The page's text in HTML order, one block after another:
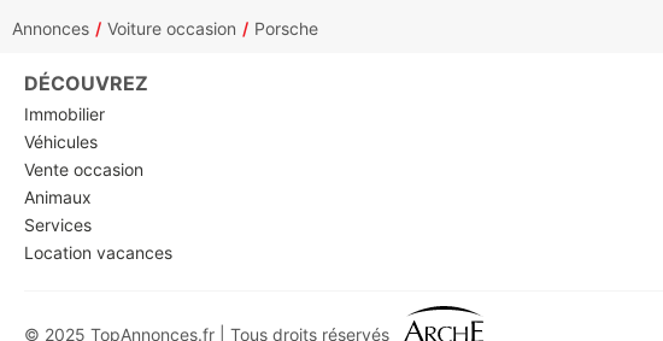
Annonces Voiture occasion Porsche
DÉCOUVREZ
Immobilier
Véhicules
Vente occasion
Animaux
Services
Location vacances
© 2025 TopAnnonces.fr | Tous droits réservés